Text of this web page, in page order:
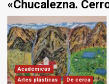
«Chucalezna.
Académicas
Artes plásticas
De cerca